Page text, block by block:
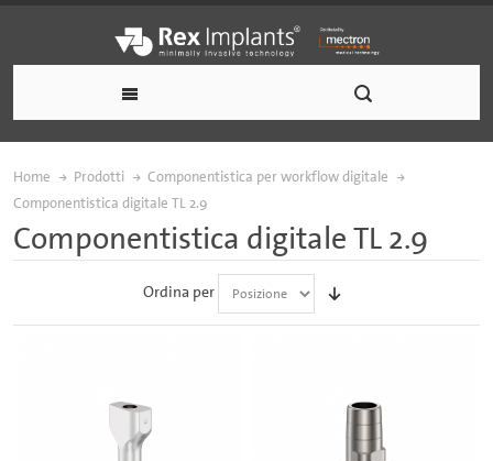
Home Prodotti
Componentistica per workflow digitale
Componentistica digitale TL 2.9
Componentistica digitale TL 2.9
Ordina per